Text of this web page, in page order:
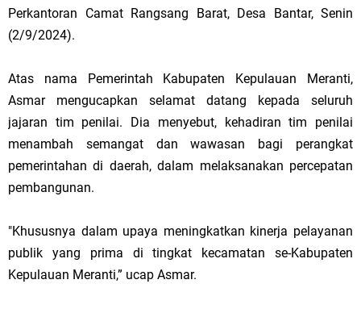
Perkantoran Camat Rangsang Barat, Desa Bantar, Senin
(2/9/2024).
Atas nama Pemerintah Kabupaten Kepulauan Meranti,
Asmar mengucapkan selamat datang kepada seluruh
jajaran tim penilai. Dia menyebut, kehadiran tim penilai
menambah semangat dan wawasan bagi perangkat
pemerintahan di daerah, dalam melaksanakan percepatan
pembangunan.
"Khususnya dalam upaya meningkatkan kinerja pelayanan
publik yang prima di tingkat kecamatan se-Kabupaten
Kepulauan Meranti,” ucap Asmar.